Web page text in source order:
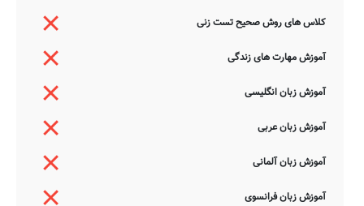
کلاس های روش صحیح تست زنی
آموزش مهارت های زندگی
آموزش زبان انگلیسی
آموزش زبان عربی
آموزش زبان آلمانی
آموزش زبان فرانسوی